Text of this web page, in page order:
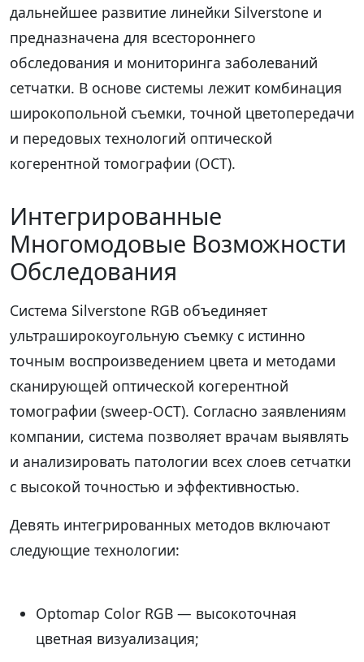
дальнейшее развитие линейки Silverstone и
предназначена для всестороннего
обследования и мониторинга заболеваний
сетчатки. В основе системы лежит комбинация
широкопольной съемки, точной цветопередачи
и передовых технологий оптической
когерентной томографии (OCT).
Интегрированные
Многомодовые Возможности
Обследования
Система Silverstone RGB объединяет
ультраширокоугольную съемку с истинно
точным воспроизведением цвета и методами
сканирующей оптической когерентной
томографии (sweep-OCT). Согласно заявлениям
компании, система позволяет врачам выявлять
и анализировать патологии всех слоев сетчатки
с высокой точностью и эффективностью.
Девять интегрированных методов включают
следующие технологии:
Optomap Color RGB — высокоточная
цветная визуализация;